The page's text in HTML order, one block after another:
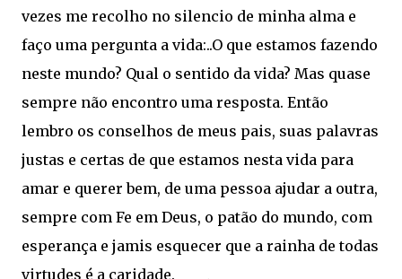
vezes me recolho no silencio de minha alma e
faço uma pergunta a vida:..O que estamos fazendo
neste mundo? Qual o sentido da vida? Mas quase
sempre não encontro uma resposta. Então
lembro os conselhos de meus pais, suas palavras
justas e certas de que estamos nesta vida para
amar e querer bem, de uma pessoa ajudar a outra,
sempre com Fe em Deus, o patão do mundo, com
esperança e jamis esquecer que a rainha de todas
virtudes é a caridade.